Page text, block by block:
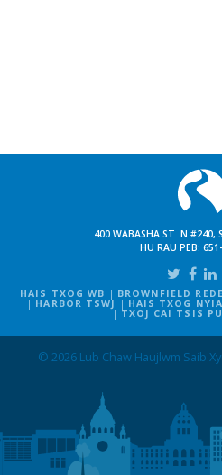
400 WABASHA ST. N #240,
HU RAU PEB:
HAIS TXOG WB BROWNFIELD
HARBOR TSWJ HAIS TXOG
TXOJ CAI TSIS
© 2026 Lub Chaw Haujlwm Saib